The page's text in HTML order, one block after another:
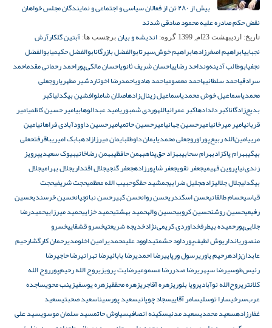
بیش از ۲۸۰ تن از فعالان سیاسی و اجتماعی و نمایندگان مجلس خواهان
نقض حکم صادره علیه محمود صادقی شدند
تاریخ: اردیبهشت 23ام, 1399 گروه: اندیشه و بیان برچسب ها: آبتین گلکارآرش
نجباییابراهیم اصغرزادهابراهیم خوش‌سیرتابوالفضل بازرگانابوالفضل حکیمیابوالفضل
نجفیابوطالب آدینه‌ونداحد رضاییاحسان شریف ثانویاحسان مالکی‌پوراحمد رحمانی مقدماحمد
سرادقیاحمد سلطانیهاحمد معصومیاحمد هادویاحمدرضا اخوتاردشیر مطهریاروجعلی
محمدیاسماعیل خوش محمدیاسماعیل زینال‌زادهاصلان شاملوافشین بیگدلیاکبر
بدیع‌زادگاناکبر دلدادهاکبر عمرانیاللهوردی شمبوریامید عبدالوهابیامیر حسین کاظمیامیر
قربانیامیر میرخانیامیرحسین جهانیامیرحسین حاتمیامیرحسین داوودآبادی فراهانیامین
مرییامین‌الله ربیع‌پوراوروجعلی محمدیایمان داوطلبایمان میرزازادهبابک امیریباقرفتحعلی
بیگیبهرام پاکزادبهرام سحابیبهزاد حق‌پناهبهمن حافظیبهمن رضاخانیبیوک سعیدیپرویز
زندی‌نیاپروین فهیمیجعفر تقویجعفر شاپورزادهجعفر گنجیجلال اقتداریجلال بهرامیجلال
بیگدلیجلال جلالی‎زاده جلیل ضرابیجمشید حقگوحبیب الله معظمیحجت شریفیحجت
قیاسیحسام طالقانیحسن اسکندریحسن روانحسن کبیرحسن نباتچیانحسین خرسندیحسین
رفیعیحسین روشنحسین کروبیحسین والهحمید بهشتیحمید خزاییحمید میرزاییحمیدرضا
جلایی‌پورحمیده بیطرفخداوردی کریمی‌نژادخدیجه شریعتیخسرو قشقاییخسرو
منصوریانداریوش لطیف‌پورداود حشمتیداوود علیمحمدیرامین اخلومدیرحمان کارگشارحیم
عابدان‌زادهرحیم یاوریرسول ورپاییرضا احمدیرضا بابائیرضا تهرانیرضا حاجیرضا
رئیس‌طوسیرضا سپهریرضا صدررضا مسموعیرضایت پرویزیروح الله رحیم‌پورروح الله
کلانتریروح‌الله نوآبادیرویا بلوریزهره آقاجریزهره محققیزهره یوسفیزینب محویساجده
عرب‌سرخیسارا توسلیسامر آقاییسجاد چوپانیسعید پورسیناسعید صحبتیسعید
غفارزادهسعید محمدیسعید مدنیسکینه انصافیسیاوش حاتمسید سلمان موسویسید علی